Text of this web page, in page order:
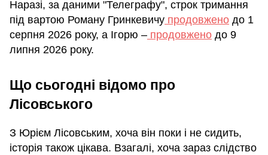
Наразі, за даними "Телеграфу", строк тримання
під вартою Роману Гринкевичу продовжено до 1
серпня 2026 року, а Ігорю – продовжено до 9
липня 2026 року.
Що сьогодні відомо про
Лісовського
З Юрієм Лісовським, хоча він поки і не сидить,
історія також цікава. Взагалі, хоча зараз слідство